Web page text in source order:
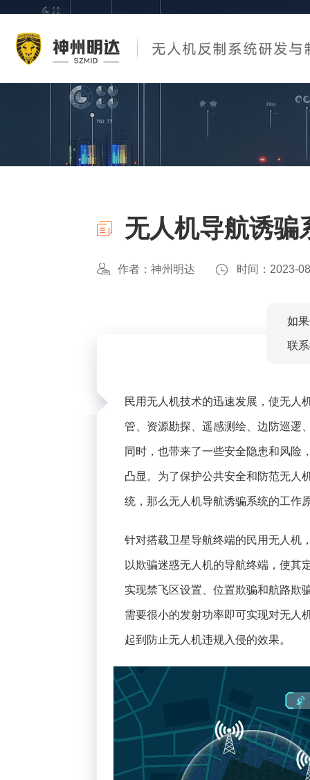
无人机导航诱骗
作者：神州明达 时间：2023-
如
联
民用无人机技术的迅速发展，使无人
管、资源勘探、遥感测绘、边防巡逻
同时，也带来了一些安全隐患和风险
凸显。为了保护公共安全和防范无人
统，那么无人机导航诱骗系统的工作
针对搭载卫星导航终端的民用无人机
以欺骗迷惑无人机的导航终端，使其
实现禁飞区设置、位置欺骗和航路欺
需要很小的发射功率即可实现对无人
起到防止无人机违规入侵的效果。